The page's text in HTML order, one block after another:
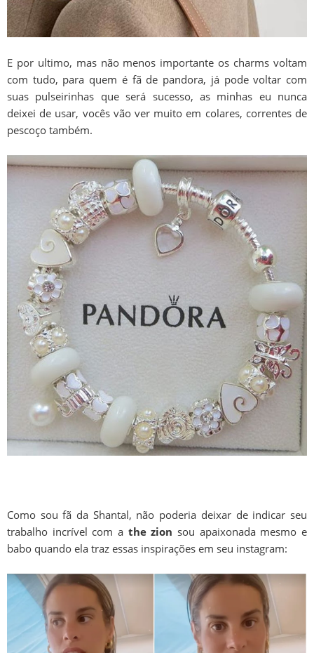
E por ultimo, mas não menos importante os charms voltam
com tudo, para quem é fã de pandora, já pode voltar com
suas pulseirinhas que será sucesso, as minhas eu nunca
deixei de usar, vocês vão ver muito em colares, correntes de
pescoço também.
Como sou fã da Shantal, não poderia deixar de indicar seu
trabalho incrível com a the zion sou apaixonada mesmo e
babo quando ela traz essas inspirações em seu instagram: